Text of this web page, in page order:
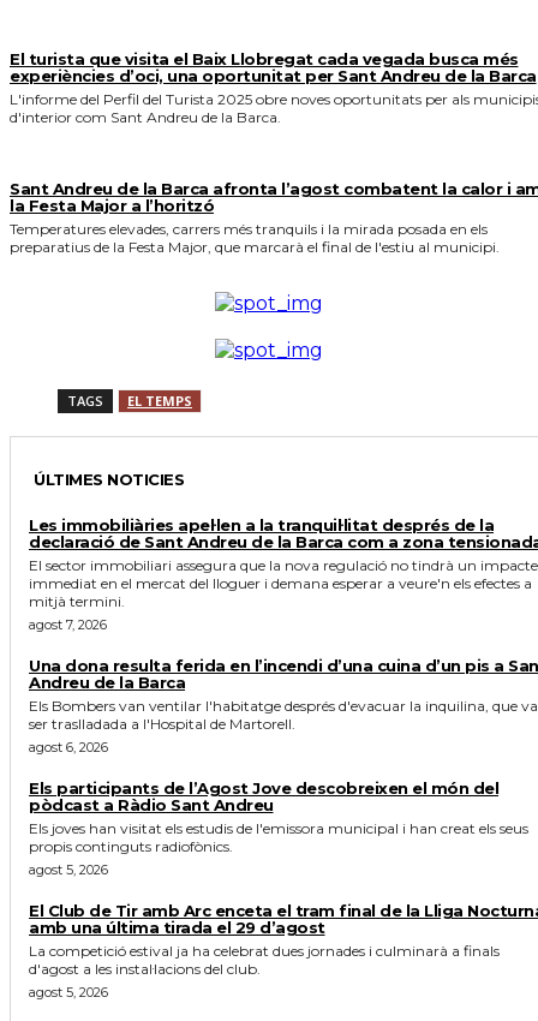
El turista que visita el Baix Llobregat cada vegada busca més
experiències d’oci, una oportunitat per Sant Andreu de la Barca
L'informe del Perfil del Turista 2025 obre noves oportunitats per als
d'interior com Sant Andreu de la Barca.
Sant Andreu de la Barca afronta l’agost combatent la calor i
la Festa Major a l’horitzó
Temperatures elevades, carrers més tranquils i la mirada posada en els
preparatius de la Festa Major, que marcarà el final de l'estiu al municipi.
TAGS EL TEMPS
ÚLTIMES NOTICIES
Les immobiliàries apel·len a la tranquil·litat després de la
declaració de Sant Andreu de la Barca com a zona
El sector immobiliari assegura que la nova regulació no tindrà un impacte
immediat en el mercat del lloguer i demana esperar a veure'n els efectes a
mitjà termini.
agost 7, 2026
Una dona resulta ferida en l’incendi d’una cuina d’un pis a
Andreu de la Barca
Els Bombers van ventilar l'habitatge després d'evacuar la inquilina, que va
ser traslladada a l'Hospital de Martorell.
agost 6, 2026
Els participants de l’Agost Jove descobreixen el món del
pòdcast a Ràdio Sant Andreu
Els joves han visitat els estudis de l'emissora municipal i han creat els seus
propis continguts radiofònics.
agost 5, 2026
El Club de Tir amb Arc enceta el tram final de la Lliga
amb una última tirada el 29 d’agost
La competició estival ja ha celebrat dues jornades i culminarà a finals
d'agost a les instal·lacions del club.
agost 5, 2026